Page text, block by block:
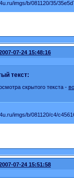
07-24 15:48:16
текст:
скрытого текста -
07-24 15:51:58